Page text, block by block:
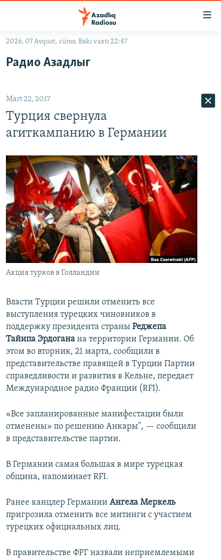
Əsas
qayıt
qayıt
Axtarışa
#İZAHLA
FƏRQƏ BAX
ARAŞDIRMA
MULTIMEDIA
VIDEO
FOTOQALEREYA
İNFOQRAFIKA
KARIKATURA
RADIO ARXIV
OXU ZALI
AZƏRBAYCAN ƏDƏBIYYATI KITABXANASI
İSLAM VƏ DEMOKRATIYA
HAQQIMIZDA
MISSIYAMIZ
PEŞƏ ETIKASI VƏ JURNALISTIKA STANDARTLARIMIZ
BIZIMLƏ ƏLAQƏ
XƏBƏR BÜLLETENLƏRIMIZ
BIZI IZLƏ
2026, 07 Avqust, cümə, Bakı vaxtı 22:47
Радио Азадлыг
Mart 22, 2017
Турция свернула
агиткампанию в Германии
Акция турков в Голландии
Власти Турции решили отменить все
выступления турецких чиновников в
поддержку президента страны Реджепа
Тайипа Эрдогана на территории Германии. Об
этом во вторник, 21 марта, сообщили в
представительстве правящей в Турции Партии
справедливости и развития в Кельне, передает
Международное радио Франции (RFI).
«Все запланированные манифестации были
отменены» по решению Анкары", — сообщили
в представительстве партии.
В Германии самая большая в мире турецкая
община, напоминает RFI.
Ранее канцлер Германии Ангела Меркель
пригрозила отменить все митинги с участием
турецких официальных лиц.
В правительстве ФРГ назвали неприемлемыми